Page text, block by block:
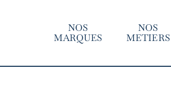
NOS
MARQUES
NOS
METIERS